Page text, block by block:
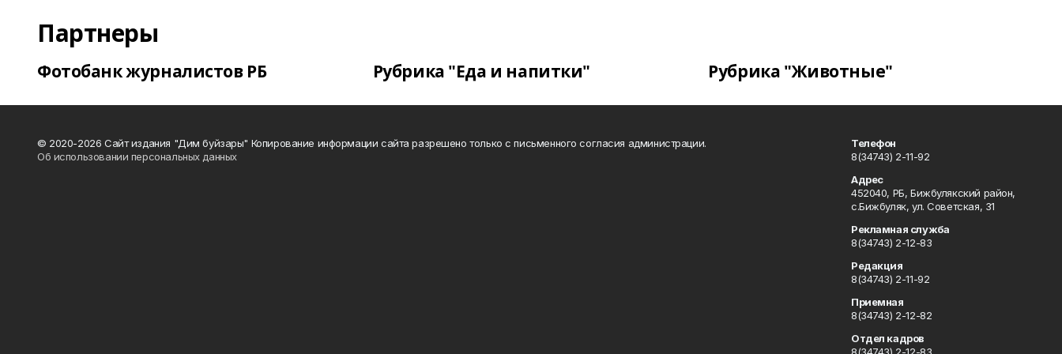
Партнеры
Фотобанк журналистов РБ Рубрика "Еда и напитки" Рубрика "Животные"
© 2020-2026 Сайт издания "Дим буйзары" Копирование информации сайта разрешено только с письменного согласия администрации.
Об использовании персональных данных
Телефон
8(34743) 2-11-92
Адрес
452040, РБ, Бижбулякский район,
с.Бижбуляк, ул. Советская, 31
Рекламная служба
8(34743) 2-12-83
Редакция
8(34743) 2-11-92
Приемная
8(34743) 2-12-82
Отдел кадров